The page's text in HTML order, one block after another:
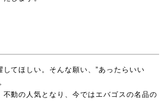
てほしい。そんな願い、”あったらいい
動の人気となり、今ではエバゴスの名品の